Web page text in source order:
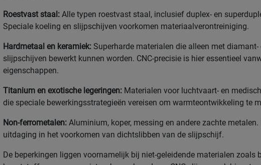
Roestvast staal: Alle typen roestvast staal, inclusief duplex- en
Speciale koeling en slijpschijven voorkomen materiaalverontreiniging.
Hardmetaal en keramiek: Superharde materialen die alleen met diamant-
slijpschijven bewerkt kunnen worden. CNC-precisie is hier essentieel
eigenschappen.
Titanium en exotische legeringen: Materialen voor luchtvaart- en
die speciale bewerkingsstrategieën vereisen om warmteontwikkeling te
Non-ferrometalen: Aluminium, koper, messing en andere zachte metalen.
uitdaging in het voorkomen van dichtslibben van de slijpschijf.
De beperkingen liggen voornamelijk bij niet-geleidende materialen zoals